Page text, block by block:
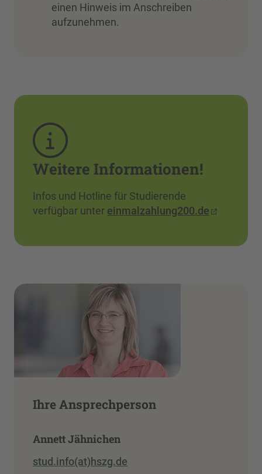
einen Hinweis im Anschreiben
aufzunehmen.
Weitere Informationen!
Infos und Hotline für Studierende
verfügbar unter einmalzahlung200.de
Ihre Ansprechperson
Annett Jähnichen
stud.info(at)hszg.de